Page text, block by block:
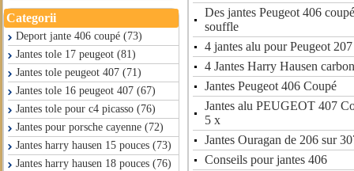
Categorii
Deport jante 406 coupé (73)
Jantes tole 17 peugeot (81)
Jantes tole peugeot 407 (71)
Jantes tole 16 peugeot 407 (67)
Jantes tole pour c4 picasso (76)
Jantes pour porsche cayenne (72)
Jantes harry hausen 15 pouces (73)
Jantes harry hausen 18 pouces (76)
Des jantes Peugeot 406
souffle
4 jantes alu pour Peugeot
4 Jantes Harry Hausen
Jantes Peugeot 406 Coupé
Jantes alu PEUGEOT 407
5 x
Jantes Ouragan de 206 sur
Conseils pour jantes 406